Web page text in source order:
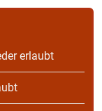
erlaubt